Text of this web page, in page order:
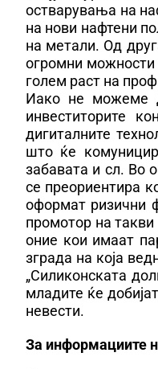
остварувања на
на нови нафтени
на метали. Од
огромни можности
голем раст на
Иако не можеме
инвеститорите
дигиталните
што ќе
забавата и сл. Во
се преориентира
оформат ризични
промотор на такви
оние кои имаат
зграда на која
„Силиконската
младите ќе
невести.
За информациите